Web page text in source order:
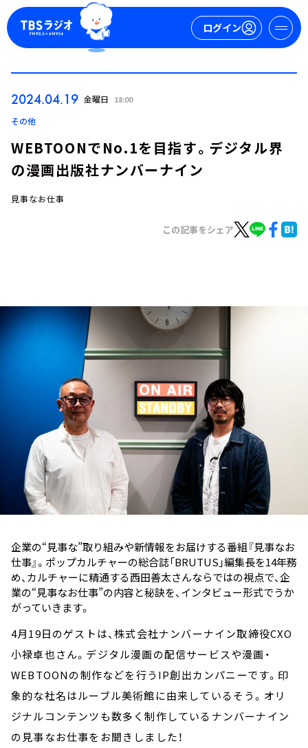
ログイン
お知らせ
イベント・グッズ
YouTube
会社情報
2024.04.19 金曜日 18:00
その他
WEBTOONでNo.1を目指す。デジタル界
の漫画出版社ナンバーナイン
見事なお仕事
この記事をシェア
企業の“見事な”取り組みや新情報をお届けする番組『見事なお
仕事』。ポップカルチャーの総合誌「BRUTUS」編集長を14年務
め、カルチャーに精通する西田善太さんならではの視点で、企
業の“見事なお仕事”の内容と秘訣を、インタビュー形式でうか
がっていきます。
4月19日のゲストは、株式会社ナンバーナイン取締役CXO
小禄卓也さん。デジタル漫画の配信サービスや漫画・
WEBTOONの制作などを行うIP創出カンパニーです。印
象的な社名はルーブル美術館に由来しているそう。オリ
ジナルコンテンツも数多く制作しているナンバーナイン
の見事なお仕事をお聞きしました！